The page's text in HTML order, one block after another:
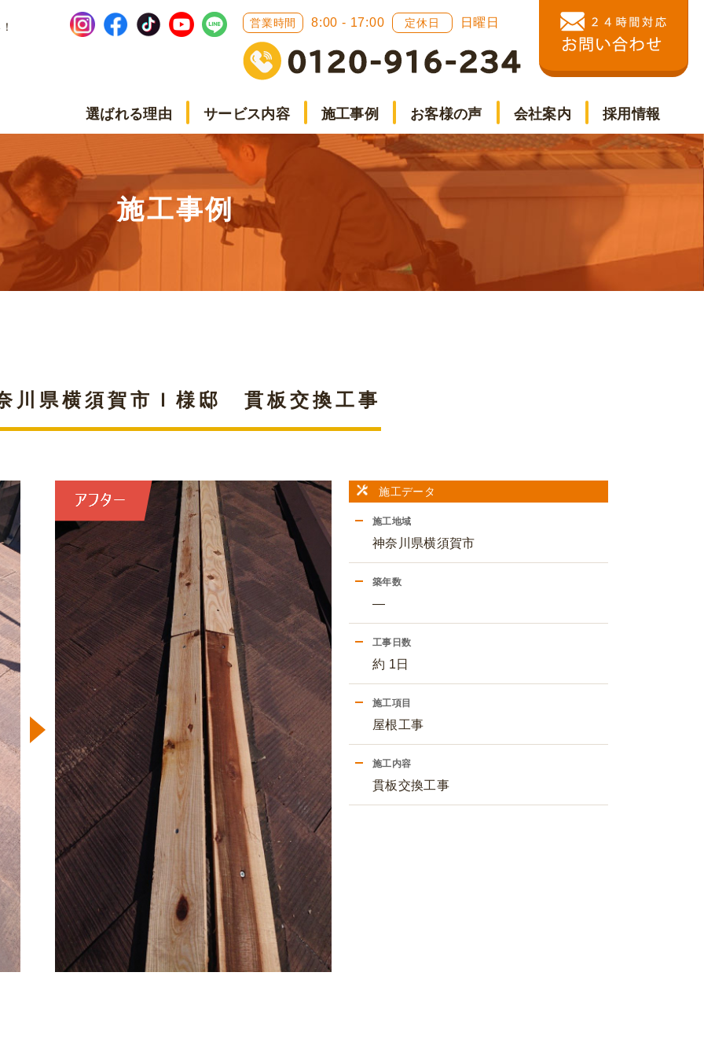
営業時間 8:00 - 17:00 定休日 日曜日
選ばれる理由 サービス内容 施工事例 お客様の声 会社案内 採用情報
施工事例
川県横須賀市Ｉ様邸 貫板交換工事
施工データ
施工地域
神奈川県横須賀市
築年数
―
工事日数
約 1日
施工項目
屋根工事
施工内容
貫板交換工事